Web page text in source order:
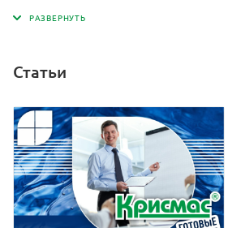
Масса анализатора, кг, не
Средняя наработка на
отказ, ч, не менее
5000
Срок службы
амперометрического
сенсора
Не
10
Статьи